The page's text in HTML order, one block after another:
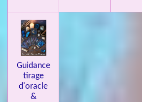
Guidance
tirage
d'oracle
&